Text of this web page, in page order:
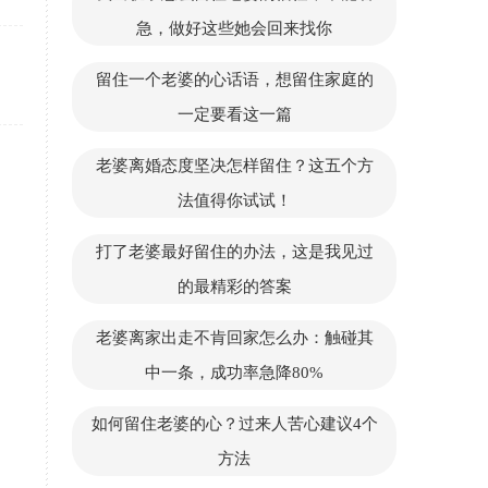
急，做好这些她会回来找你
留住一个老婆的心话语，想留住家庭的
一定要看这一篇
老婆离婚态度坚决怎样留住？这五个方
法值得你试试！
打了老婆最好留住的办法，这是我见过
的最精彩的答案
老婆离家出走不肯回家怎么办：触碰其
中一条，成功率急降80%
如何留住老婆的心？过来人苦心建议4个
方法